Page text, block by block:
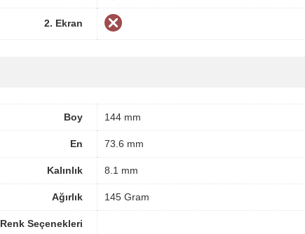
2. Ekran
Boy 144 mm
En 73.6 mm
Kalınlık 8.1 mm
Ağırlık 145 Gram
Renk Seçenekleri